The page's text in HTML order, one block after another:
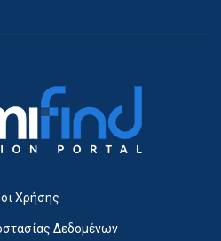
Χρήσης
Δεδομένων